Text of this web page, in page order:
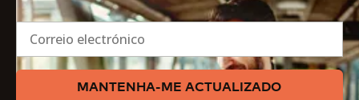
Correio electrónico
MANTENHA-ME ACTUALIZADO